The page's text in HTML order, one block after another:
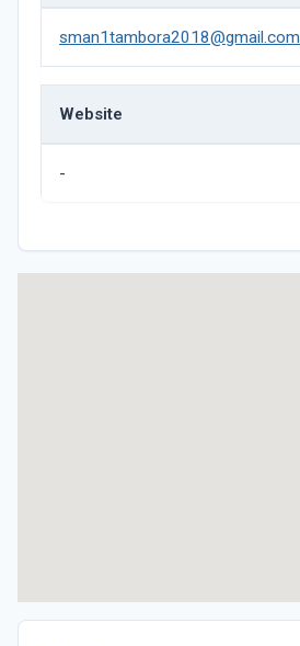
sman1tambora2018@gmail.com
Website
-